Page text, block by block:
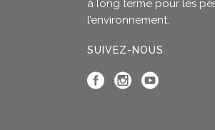
à long terme pour les
l’environnement.
SUIVEZ-NOUS